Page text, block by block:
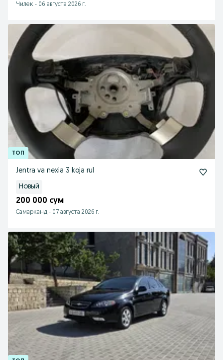
Чилек - 06 августа 2026 г.
Jentra va nexia 3 koja rul
Новый
200 000 сум
Самарканд - 07 августа 2026 г.